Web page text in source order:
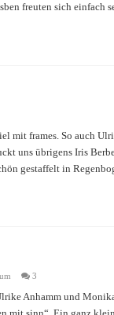
freuten sich einfach
mit frames. So auch
uns übrigens Iris
gestaffelt in
3
Anhamm und